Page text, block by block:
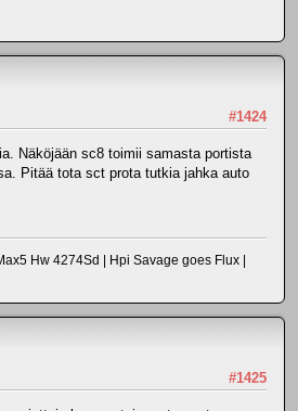
#1424
Näköjään sc8 toimii samasta portista
Pitää tota sct prota tutkia jahka auto
Hw 4274Sd | Hpi Savage goes Flux |
#1425